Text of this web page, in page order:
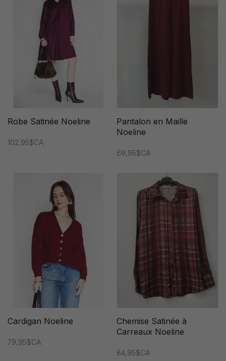
Robe Satinée Noeline
102,95$CA
Pantalon en Maille
Noeline
69,95$CA
Cardigan Noeline
79,95$CA
Chemise Satinée à
Carreaux Noeline
84,95$CA